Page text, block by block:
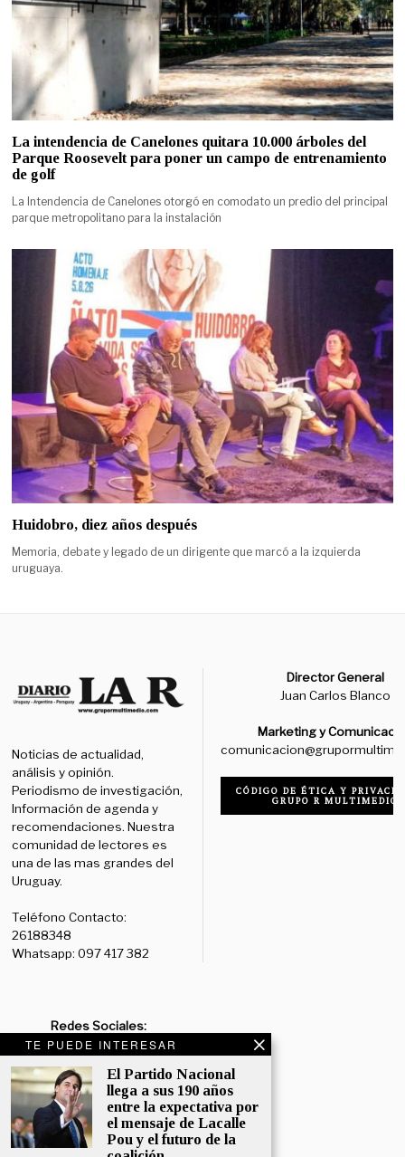
TE PUEDE INTERESAR
El Partido Nacional
llega a sus 190 años
entre la expectativa por
el mensaje de Lacalle
Pou y el futuro de la
La intendencia de Canelones quitara 10.000 árboles del
Parque Roosevelt para poner un campo de entrenamiento
de golf
La Intendencia de Canelones otorgó en comodato un predio del principal
parque metropolitano para la instalación
Huidobro, diez años después
Memoria, debate y legado de un dirigente que marcó a la izquierda
uruguaya.
Noticias de actualidad,
análisis y opinión.
Periodismo de investigación,
Información de agenda y
recomendaciones. Nuestra
comunidad de lectores es
una de las mas grandes del
Uruguay.
Teléfono Contacto:
26188348
Whatsapp: 097 417 382
Director General
Juan Carlos Blanco
Marketing y
CÓDIGO DE ÉTICA Y
GRUPO R MULTIMEDIO
Redes Sociales:
Diario:Facebook: /diariolaruy
@diariolar_uy
Departamento Comercial:
comercial@grupormultimedio.com